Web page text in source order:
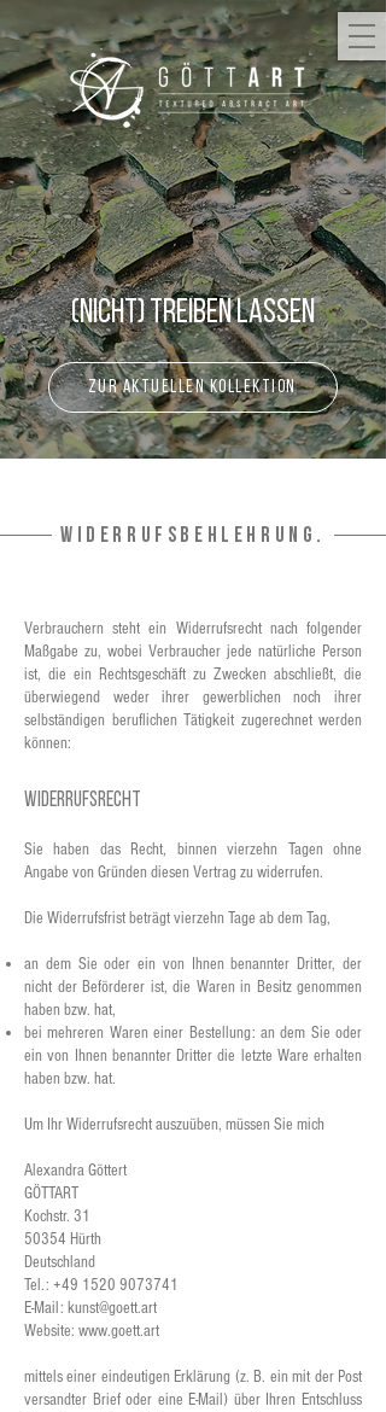
(Nicht) Treiben lassen
zur aktuellen Kollektion
Widerrufsbehlehrung.
Verbrauchern steht ein Widerrufsrecht nach folgender
Maßgabe zu, wobei Verbraucher jede natürliche Person
ist, die ein Rechtsgeschäft zu Zwecken abschließt, die
überwiegend weder ihrer gewerblichen noch ihrer
selbständigen beruflichen Tätigkeit zugerechnet werden
können:
Widerrufsrecht
Sie haben das Recht, binnen vierzehn Tagen ohne
Angabe von Gründen diesen Vertrag zu widerrufen.
Die Widerrufsfrist beträgt vierzehn Tage ab dem Tag,
an dem Sie oder ein von Ihnen benannter Dritter, der
nicht der Beförderer ist, die Waren in Besitz genommen
haben bzw. hat,
bei mehreren Waren einer Bestellung: an dem Sie oder
ein von Ihnen benannter Dritter die letzte Ware erhalten
haben bzw. hat.
Um Ihr Widerrufsrecht auszuüben, müssen Sie mich
Alexandra Göttert
GÖTTART
Kochstr. 31
50354 Hürth
Deutschland
Tel.: +49 1520 9073741
E-Mail: kunst@goett.art
Website: www.goett.art
mittels einer eindeutigen Erklärung (z. B. ein mit der Post
versandter Brief oder eine E-Mail) über Ihren Entschluss